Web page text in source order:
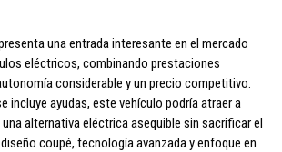
una entrada interesante en el mercado
eléctricos, combinando prestaciones
considerable y un precio competitivo.
incluye ayudas, este vehículo podría atraer a
alternativa eléctrica asequible sin sacrificar el
coupé, tecnología avanzada y enfoque en